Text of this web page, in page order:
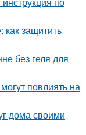
как защитить
без геля для
повлиять на
дома своими